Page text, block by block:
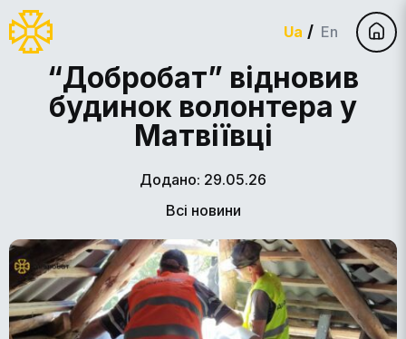
Ua En
“Добробат” відновив
будинок волонтера у
Матвіївці
Додано: 29.05.26
Всі новини